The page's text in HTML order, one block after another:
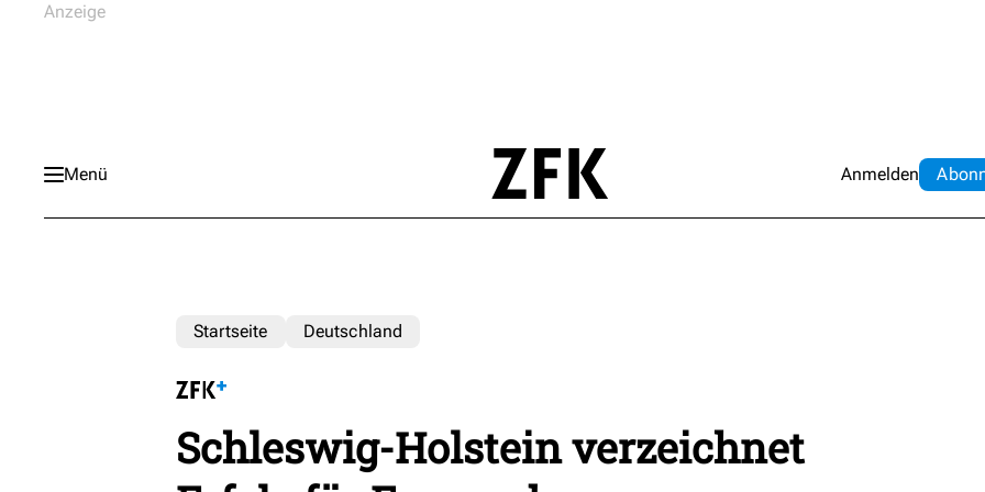
Menü Anmelden Abo
Startseite Deutschland
Schleswig-Holstein verzeichnet